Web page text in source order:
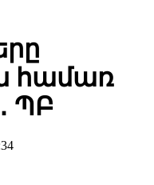
համառ
ՊԲ